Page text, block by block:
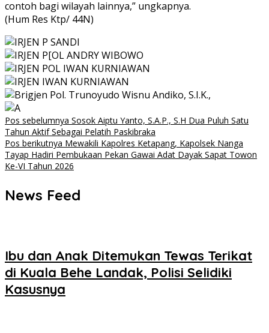
contoh bagi wilayah lainnya,” ungkapnya.
(Hum Res Ktp/ 44N)
Navigasi
pos
Pos sebelumnya Sosok Aiptu Yanto, S.A.P., S.H Dua Puluh Satu
Tahun Aktif Sebagai Pelatih Paskibraka
Pos berikutnya Mewakili Kapolres Ketapang, Kapolsek Nanga
Tayap Hadiri Pembukaan Pekan Gawai Adat Dayak Sapat Towon
Ke-VI Tahun 2026
News Feed
Ibu dan Anak Ditemukan Tewas Terikat
di Kuala Behe Landak, Polisi Selidiki
Kasusnya